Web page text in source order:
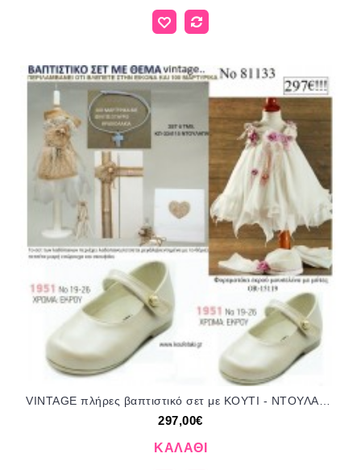
VINTAGE πλήρες βαπτιστικό σετ με ΚΟΥΤΙ - ΝΤΟΥΛΑΠΑ ΞΥΛΙΝΟ Νο 81133 297€!!!!
297,00€
ΚΑΛΆΘΙ